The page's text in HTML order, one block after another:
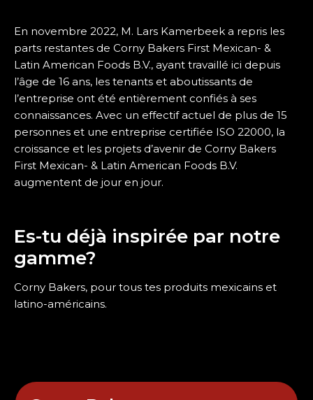
En novembre 2022, M. Lars Kamerbeek a repris les
parts restantes de Corny Bakers First Mexican- &
Latin American Foods B.V., ayant travaillé ici depuis
l’âge de 16 ans, les tenants et aboutissants de
l’entreprise ont été entièrement confiés à ses
connaissances. Avec un effectif actuel de plus de 15
personnes et une entreprise certifiée ISO 22000, la
croissance et les projets d’avenir de Corny Bakers
First Mexican- & Latin American Foods B.V.
augmentent de jour en jour.
Es-tu déjà inspirée par notre
gamme?
Corny Bakers, pour tous tes produits mexicains et
latino-américains.